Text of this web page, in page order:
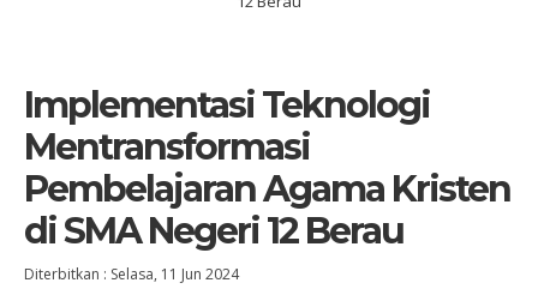
Implementasi Teknologi
Mentransformasi
Pembelajaran Agama Kristen
di SMA Negeri 12 Berau
Diterbitkan : Selasa, 11 Jun 2024